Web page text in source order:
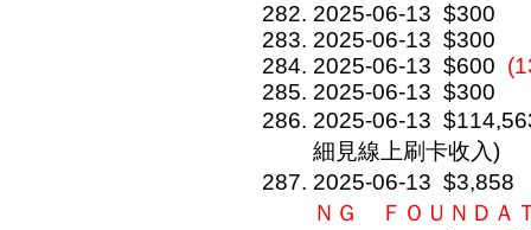
2025-06-13 $300
2025-06-13 $300
2025-06-13 $600
2025-06-13 $300
2025-06-13
細見線上刷卡收入)
2025-06-13 $3,858
ＮＧ ＦＯＵＮＤＡ